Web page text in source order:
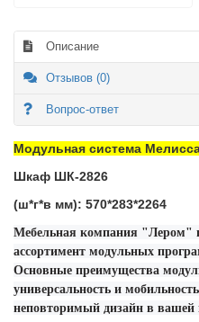
Описание
Отзывов (0)
Вопрос-ответ
Модульная система
Шкаф ШК-2826
(ш*г*в мм): 570*283*2264
Мебельная компания "Лером"
ассортимент модульных
Основные преимущества
универсальность и
неповторимый дизайн в вашей